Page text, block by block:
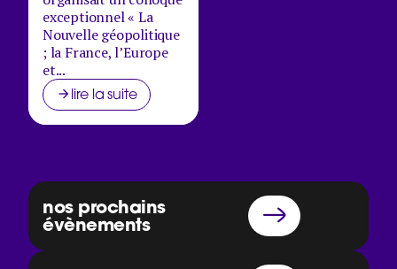
exceptionnel « La
Nouvelle géopolitique
; la France, l’Europe
et...
lire la suite
nos prochains
évènements